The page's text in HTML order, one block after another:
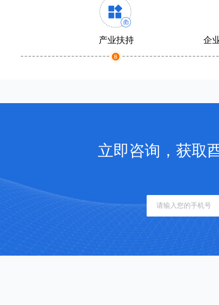
产业扶持 企
立即咨询，获取